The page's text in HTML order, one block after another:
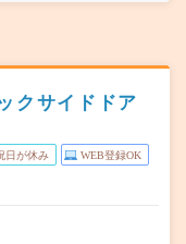
クサイドドア
日が休み WEB登録OK